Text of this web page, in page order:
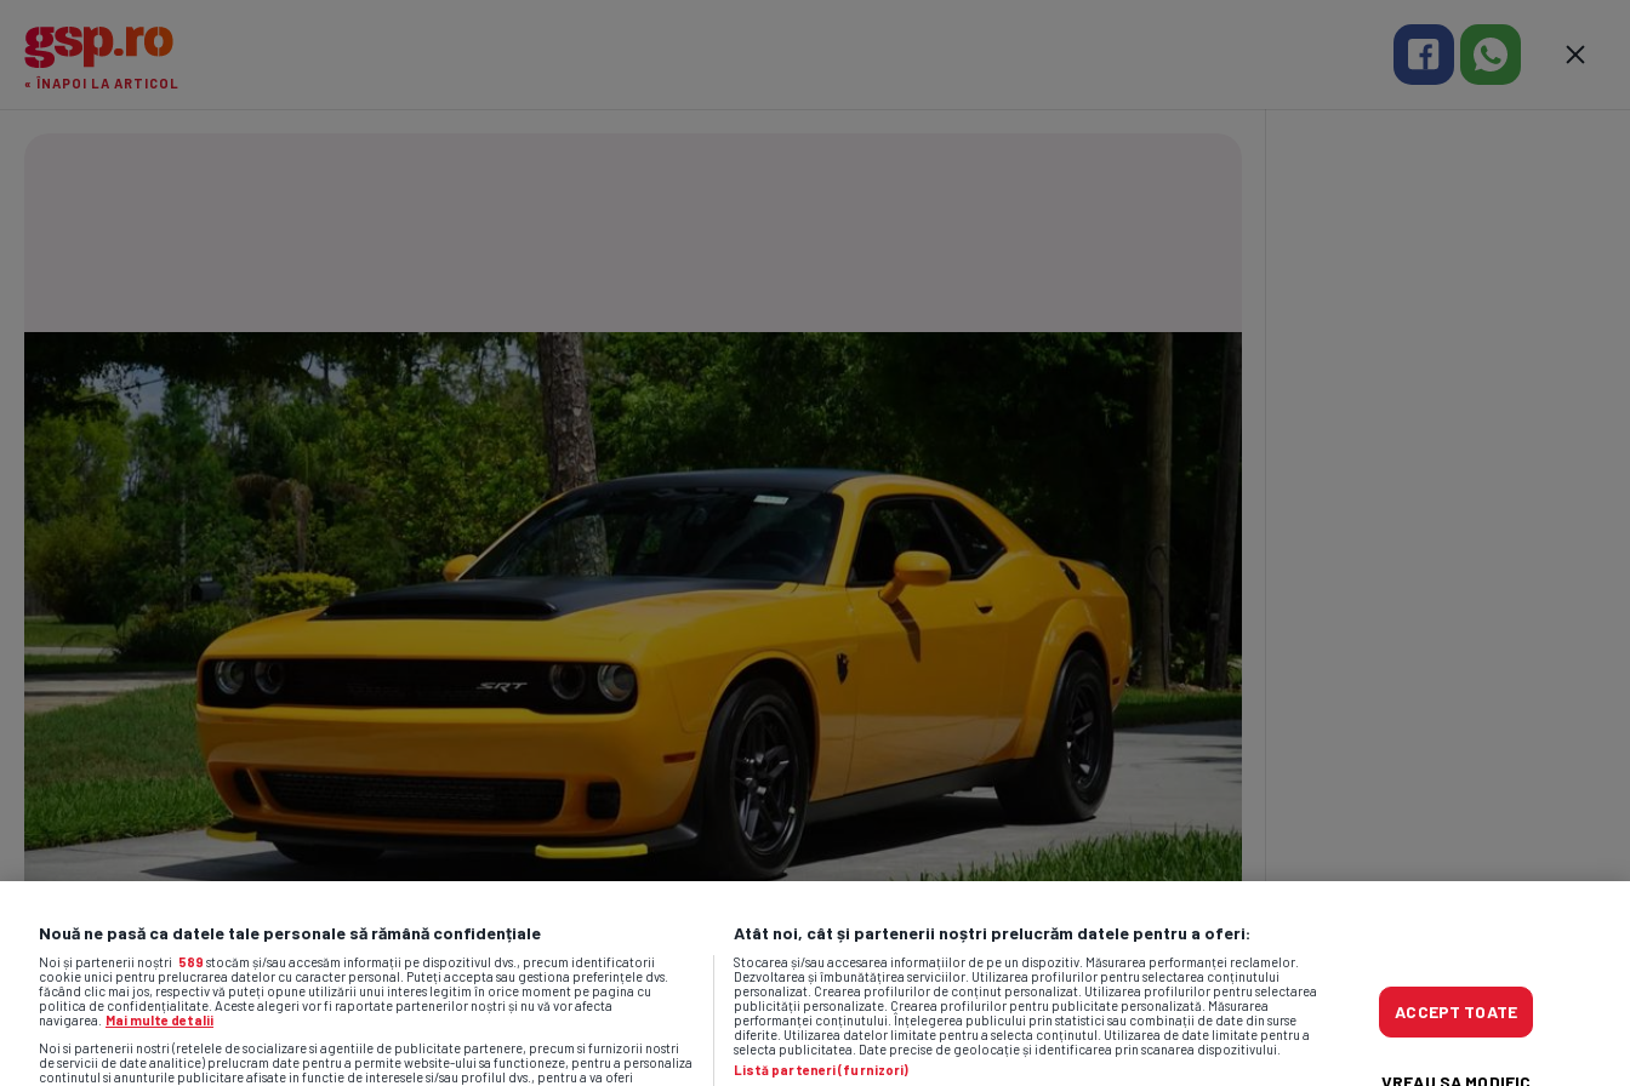
« ÎNAPOI LA ARTICOL
Nouă ne pasă ca datele tale personale să rămână confidențiale
Noi și partenerii noștri 589 stocăm și/sau accesăm informații pe dispozitivul dvs., precum identificatorii
cookie unici pentru prelucrarea datelor cu caracter personal. Puteți accepta sau gestiona preferințele dvs.
făcând clic mai jos, respectiv vă puteți opune utilizării unui interes legitim în orice moment pe pagina cu
politica de confidențialitate. Aceste alegeri vor fi raportate partenerilor noștri și nu vă vor afecta
navigarea.
Mai multe detalii
Noi si partenerii nostri (retelele de socializare si agentiile de publicitate partenere, precum si furnizorii nostri
de servicii de date analitice) prelucram date pentru a permite website-ului sa functioneze, pentru a personaliza
continutul si anunturile publicitare afisate in functie de interesele si/sau profilul dvs., pentru a va oferi
Atât noi, cât și partenerii noștri prelucrăm datele pentru a oferi:
Stocarea și/sau accesarea informațiilor de pe un dispozitiv. Măsurarea performanței reclamelor.
Dezvoltarea și îmbunătățirea serviciilor. Utilizarea profilurilor pentru selectarea conținutului
personalizat. Crearea profilurilor de conținut personalizat. Utilizarea profilurilor pentru selectarea
publicității personalizate. Crearea profilurilor pentru publicitate personalizată. Măsurarea
performanței conținutului. Înțelegerea publicului prin statistici sau combinații de date din surse
diferite. Utilizarea datelor limitate pentru a selecta conținutul. Utilizarea de date limitate pentru a
selecta publicitatea. Date precise de geolocație și identificarea prin scanarea dispozitivului.
Listă parteneri (furnizori)
ACCEPT TOATE
VREAU SA MODIFIC